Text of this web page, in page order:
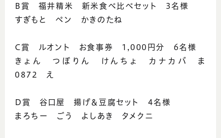
B賞 福井精米 新米食べ比べセット 3名様
すぎもと ペン かきのたね
C賞 ルオント お食事券 1,000円分 6名様
きょん つぼりん けんちょ カナカバ ま
0872 え
D賞 谷口屋 揚げ＆豆腐セット 4名様
まろちー ごう よしあき タメクニ